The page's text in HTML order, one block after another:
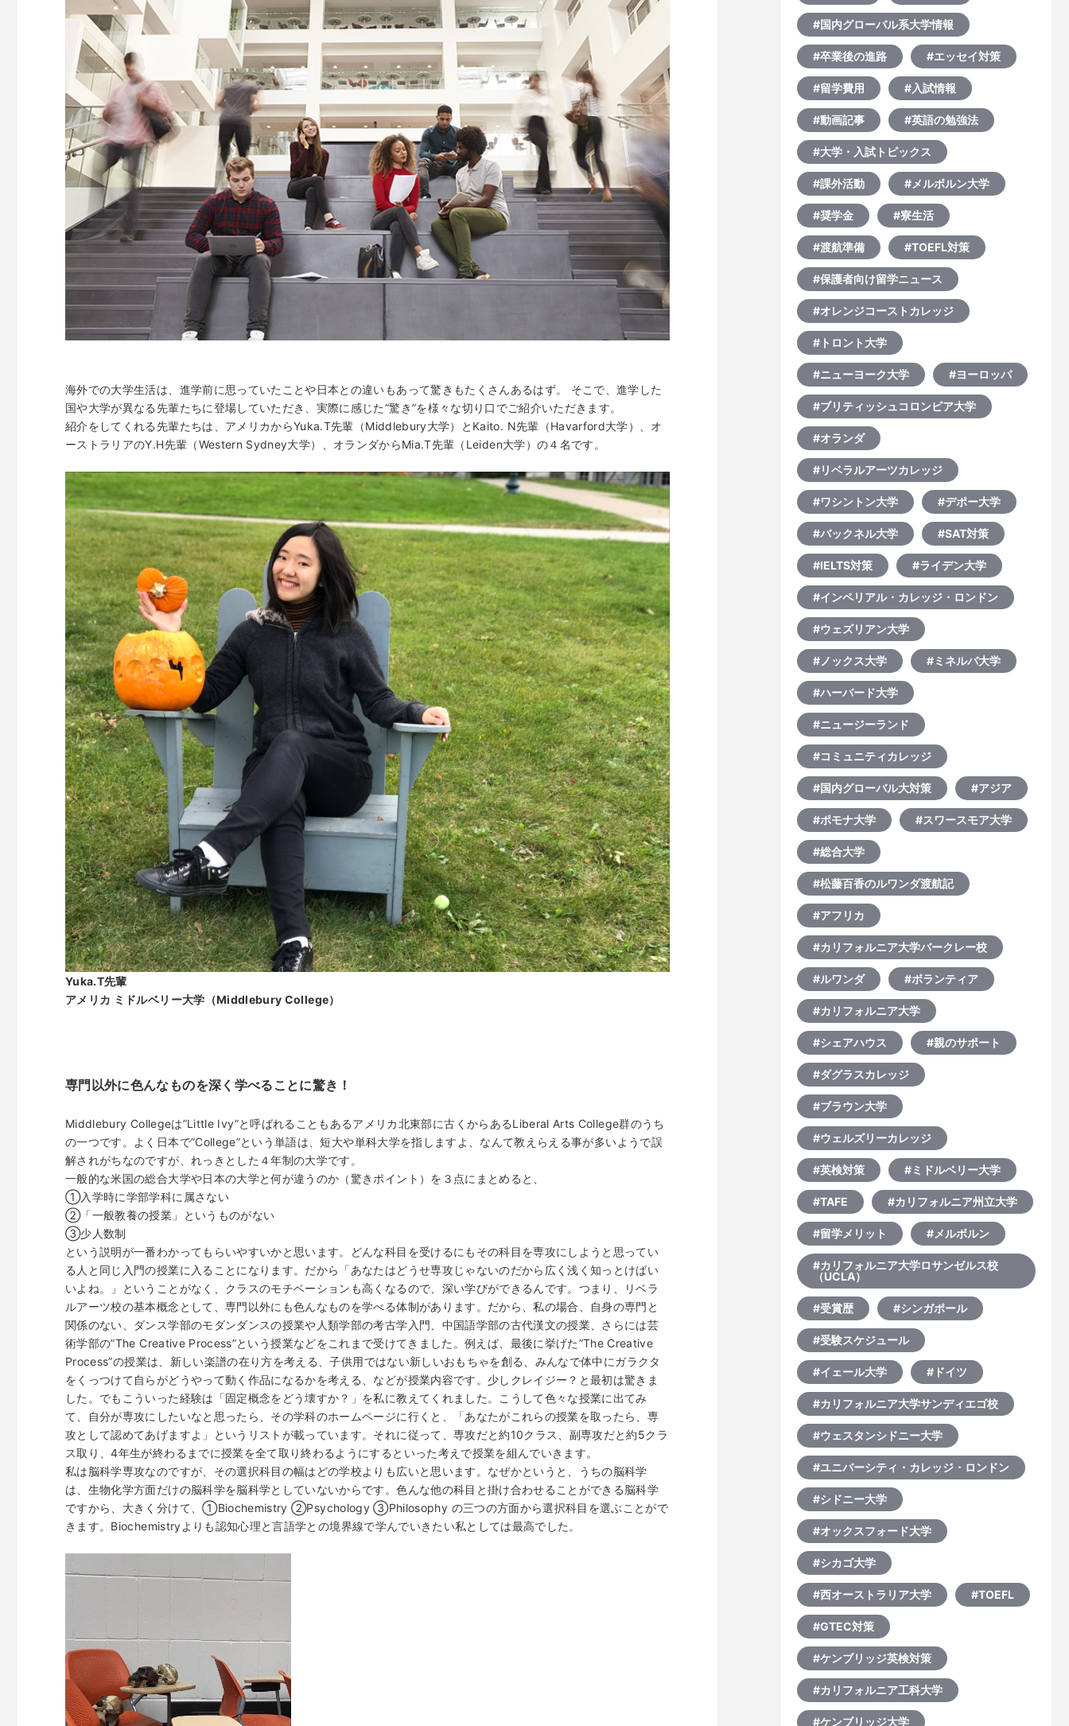
海外での大学生活は、進学前に思っていたことや日本との違いもあって驚きもたくさんあるはず。 そこで、進学した
国や大学が異なる先輩たちに登場していただき、実際に感じた“驚き”を様々な切り口でご紹介いただきます。
紹介をしてくれる先輩たちは、アメリカからYuka.T先輩（Middlebury大学）とKaito. N先輩（Havarford大学）、オ
ーストラリアのY.H先輩（Western Sydney大学）、オランダからMia.T先輩（Leiden大学）の４名です。
Yuka.T先輩
アメリカ ミドルベリー大学（Middlebury College）
専門以外に色んなものを深く学べることに驚き！
Middlebury Collegeは”Little Ivy”と呼ばれることもあるアメリカ北東部に古くからあるLiberal Arts College群のうち
の一つです。よく日本で”College”という単語は、短大や単科大学を指しますよ、なんて教えらえる事が多いようで誤
解されがちなのですが、れっきとした４年制の大学です。
一般的な米国の総合大学や日本の大学と何が違うのか（驚きポイント）を３点にまとめると、
①入学時に学部学科に属さない
②「一般教養の授業」というものがない
③少人数制
という説明が一番わかってもらいやすいかと思います。どんな科目を受けるにもその科目を専攻にしようと思ってい
る人と同じ入門の授業に入ることになります。だから「あなたはどうせ専攻じゃないのだから広く浅く知っとけばい
いよね。」ということがなく、クラスのモチベーションも高くなるので、深い学びができるんです。つまり、リベラ
ルアーツ校の基本概念として、専門以外にも色んなものを学べる体制があります。だから、私の場合、自身の専門と
関係のない、ダンス学部のモダンダンスの授業や人類学部の考古学入門、中国語学部の古代漢文の授業、さらには芸
術学部の”The Creative Process”という授業などをこれまで受けてきました。例えば、最後に挙げた”The Creative
Process”の授業は、新しい楽譜の在り方を考える、子供用ではない新しいおもちゃを創る、みんなで体中にガラクタ
をくっつけて自らがどうやって動く作品になるかを考える、などが授業内容です。少しクレイジー？と最初は驚きま
した。でもこういった経験は「固定概念をどう壊すか？」を私に教えてくれました。こうして色々な授業に出てみ
て、自分が専攻にしたいなと思ったら、その学科のホームページに行くと、「あなたがこれらの授業を取ったら、専
攻として認めてあげますよ」というリストが載っています。それに従って、専攻だと約10クラス、副専攻だと約5クラ
ス取り、4年生が終わるまでに授業を全て取り終わるようにするといった考えで授業を組んでいきます。
私は脳科学専攻なのですが、その選択科目の幅はどの学校よりも広いと思います。なぜかというと、うちの脳科学
は、生物化学方面だけの脳科学を脳科学としていないからです。色んな他の科目と掛け合わせることができる脳科学
ですから、大きく分けて、①Biochemistry ②Psychology ③Philosophy の三つの方面から選択科目を選ぶことがで
きます。Biochemistryよりも認知心理と言語学との境界線で学んでいきたい私としては最高でした。
#国内グローバル系大学情報
#卒業後の進路 #エッセイ対策
#留学費用 #入試情報
#動画記事 #英語の勉強法
#大学・入試トピックス
#課外活動 #メルボルン大学
#奨学金 #寮生活
#渡航準備 #TOEFL対策
#保護者向け留学ニュース
#オレンジコーストカレッジ
#トロント大学
#ニューヨーク大学 #ヨーロッパ
#ブリティッシュコロンビア大学
#オランダ
#リベラルアーツカレッジ
#ワシントン大学 #デポー大学
#バックネル大学 #SAT対策
#IELTS対策 #ライデン大学
#インペリアル・カレッジ・ロンドン
#ウェズリアン大学
#ノックス大学 #ミネルバ大学
#ハーバード大学
#ニュージーランド
#コミュニティカレッジ
#国内グローバル大対策 #アジア
#ポモナ大学 #スワースモア大学
#総合大学
#松藤百香のルワンダ渡航記
#アフリカ
#カリフォルニア大学バークレー校
#ルワンダ #ボランティア
#カリフォルニア大学
#シェアハウス #親のサポート
#ダグラスカレッジ
#ブラウン大学
#ウェルズリーカレッジ
#英検対策 #ミドルベリー大学
#TAFE #カリフォルニア州立大学
#留学メリット #メルボルン
#カリフォルニア大学ロサンゼルス校
（UCLA）
#受賞歴 #シンガポール
#受験スケジュール
#イェール大学 #ドイツ
#カリフォルニア大学サンディエゴ校
#ウェスタンシドニー大学
#ユニバーシティ・カレッジ・ロンドン
#シドニー大学
#オックスフォード大学
#シカゴ大学
#西オーストラリア大学 #TOEFL
#GTEC対策
#ケンブリッジ英検対策
#カリフォルニア工科大学
#ケンブリッジ大学